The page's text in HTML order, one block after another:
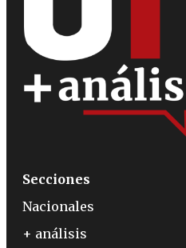
Secciones
Nacionales
+ análisis